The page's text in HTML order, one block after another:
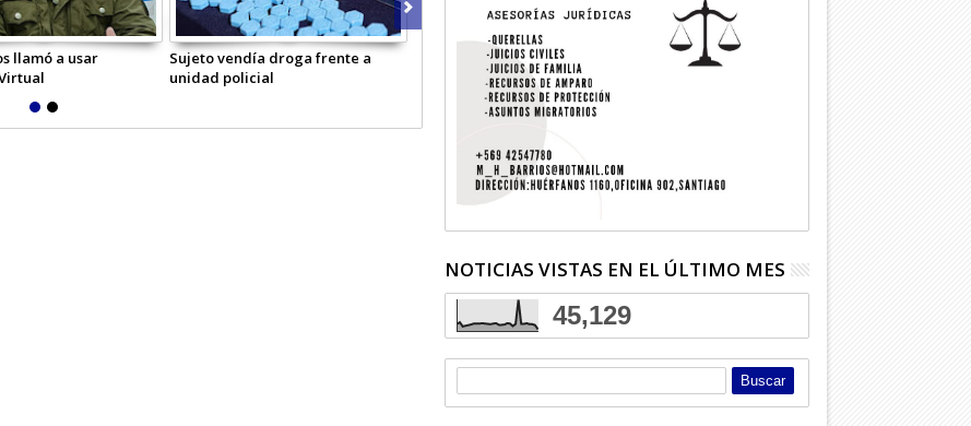
llamó a usar
Sujeto vendía droga frente a
unidad policial
Hombre intentó matar a mujer en
Adulto mayor murió atropellado
NOTICIAS VISTAS EN EL ÚLTIMO MES
45,129